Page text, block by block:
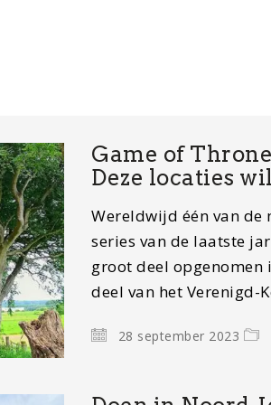
Game of
Deze locaties
Wereldwijd één van de
series van de laatste
groot deel
deel van het
28 september 2023